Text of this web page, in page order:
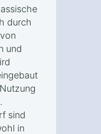
durch
und
sind
in